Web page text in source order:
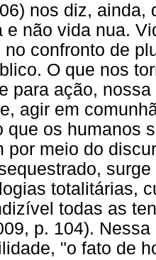
nos diz,
e não vida nua.
no confronto de
O que nos
para ação,
agir em
que os humanos
por meio do
totalitárias,
todas as
p. 104).
"o fato de